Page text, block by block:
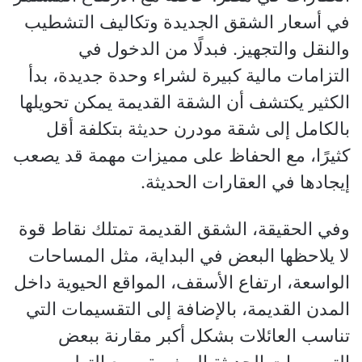
في أسعار الشقق الجديدة وتكاليف التشطيب
والنقل والتجهيز. فبدلًا من الدخول في
التزامات مالية كبيرة لشراء وحدة جديدة، بدأ
الكثير يكتشف أن الشقة القديمة يمكن تحويلها
بالكامل إلى شقة مودرن حديثة بتكلفة أقل
كثيرًا، مع الحفاظ على مميزات مهمة قد يصعب
إيجادها في العقارات الحديثة.
وفي الحقيقة، الشقق القديمة تمتلك نقاط قوة
لا يلاحظها البعض في البداية، مثل المساحات
الواسعة، ارتفاع الأسقف، المواقع الحيوية داخل
المدن القديمة، بالإضافة إلى التقسيمات التي
تناسب العائلات بشكل أكبر مقارنة ببعض